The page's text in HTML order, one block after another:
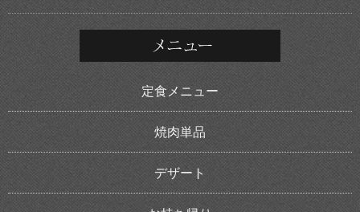
定食メニュー
焼肉単品
デザート